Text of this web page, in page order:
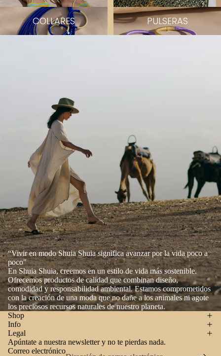
COLLARES
Pulseras
PULSERAS
“Vivir en modo Shuia Shuia significa avanzar por la vida poco a
poco"
En Shuia Shuia, creemos en un estilo de vida más sostenible.
Ofrecemos productos de calidad que combinan diseño,
comodidad y responsabilidad ambiental. Estamos comprometidos
con la creación de una moda que no dañe a los animales ni agote
los preciosos recursos naturales de nuestro planeta.
Shop
Info
Legal
Apúntate a nuestra newsletter y no te pierdas nada.
Correo electrónico